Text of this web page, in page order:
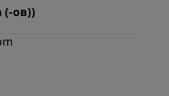
с нашими
(-ов))